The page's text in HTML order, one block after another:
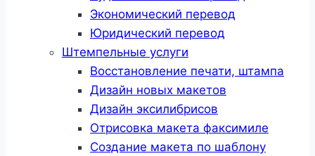
Экономический перевод
Юридический перевод
Штемпельные услуги
Восстановление печати, штампа
Дизайн новых макетов
Дизайн эксилибрисов
Отрисовка макета факсимиле
Создание макета по шаблону